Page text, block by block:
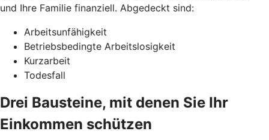
und Ihre Familie finanziell. Abgedeckt sind:
Arbeitsunfähigkeit
Betriebsbedingte Arbeitslosigkeit
Kurzarbeit
Todesfall
Drei Bausteine, mit denen Sie Ihr
Einkommen schützen